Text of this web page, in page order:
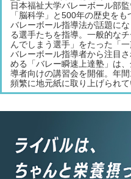
日本福祉大学バレーボール部
「脳科学」と500年の歴史を
バレーボール指導法が話題に
る選手たちを指導。一般的な
んでしまう選手」をたった「
バレーボール指導者から注目
める「バレー瞬速上達塾」は
導者向けの講習会を開催。年
頻繁に地元紙に取り上げられて